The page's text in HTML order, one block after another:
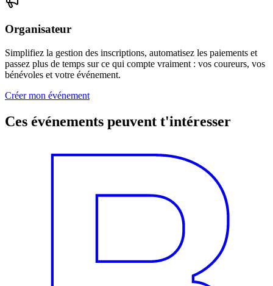
Organisateur
Simplifiez la gestion des inscriptions, automatisez les paiements et
passez plus de temps sur ce qui compte vraiment : vos coureurs, vos
bénévoles et votre événement.
Créer mon événement
Ces événements peuvent t'intéresser